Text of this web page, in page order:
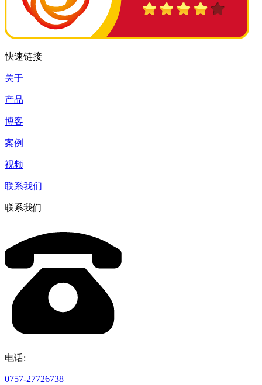
快速链接
关于
产品
博客
案例
视频
联系我们
联系我们
电话:
0757-27726738